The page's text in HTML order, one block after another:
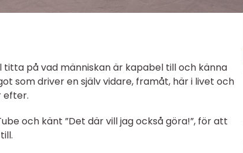
titta på vad människan är kapabel till och känna
som driver en själv vidare, framåt, här i livet och
efter.
och känt ”Det där vill jag också göra!”, för att